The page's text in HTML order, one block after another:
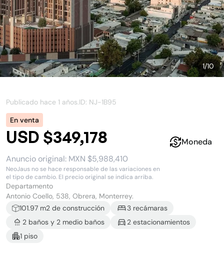
1/10
Publicado hace 1 años.ID: NJ-1B95
En venta
USD $349,178
Anuncio original: MXN $5,988,410
NeoJaus no se hace responsable de las variaciones en
el tipo de cambio. El precio original se indica arriba.
Moneda
Departamento
Antonio Coello, 538, Obrera, Monterrey.
101.97 m2 de construcción 3 recámaras
2 baños y 2 medio baños 2 estacionamientos
1 piso